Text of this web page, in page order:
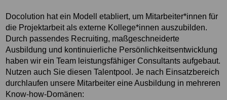
Docolution hat ein Modell etabliert, um Mitarbeiter*innen für
die Projektarbeit als externe Kollege*innen auszubilden.
Durch passendes Recruiting, maßgeschneiderte
Ausbildung und kontinuierliche Persönlichkeitsentwicklung
haben wir ein Team leistungsfähiger Consultants aufgebaut.
Nutzen auch Sie diesen Talentpool. Je nach Einsatzbereich
durchlaufen unsere Mitarbeiter eine Ausbildung in mehreren
Know-how-Domänen: